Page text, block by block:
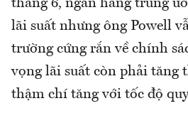
tháng 6, ngân hàng trung
lãi suất nhưng ông Powell
trường cứng rắn về chính
vọng lãi suất còn phải tăng
thậm chí tăng với tốc độ